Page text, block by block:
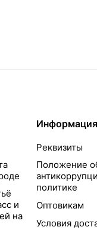
и
на
Информация
Реквизиты
Положение
политике
Оптовикам
Условия